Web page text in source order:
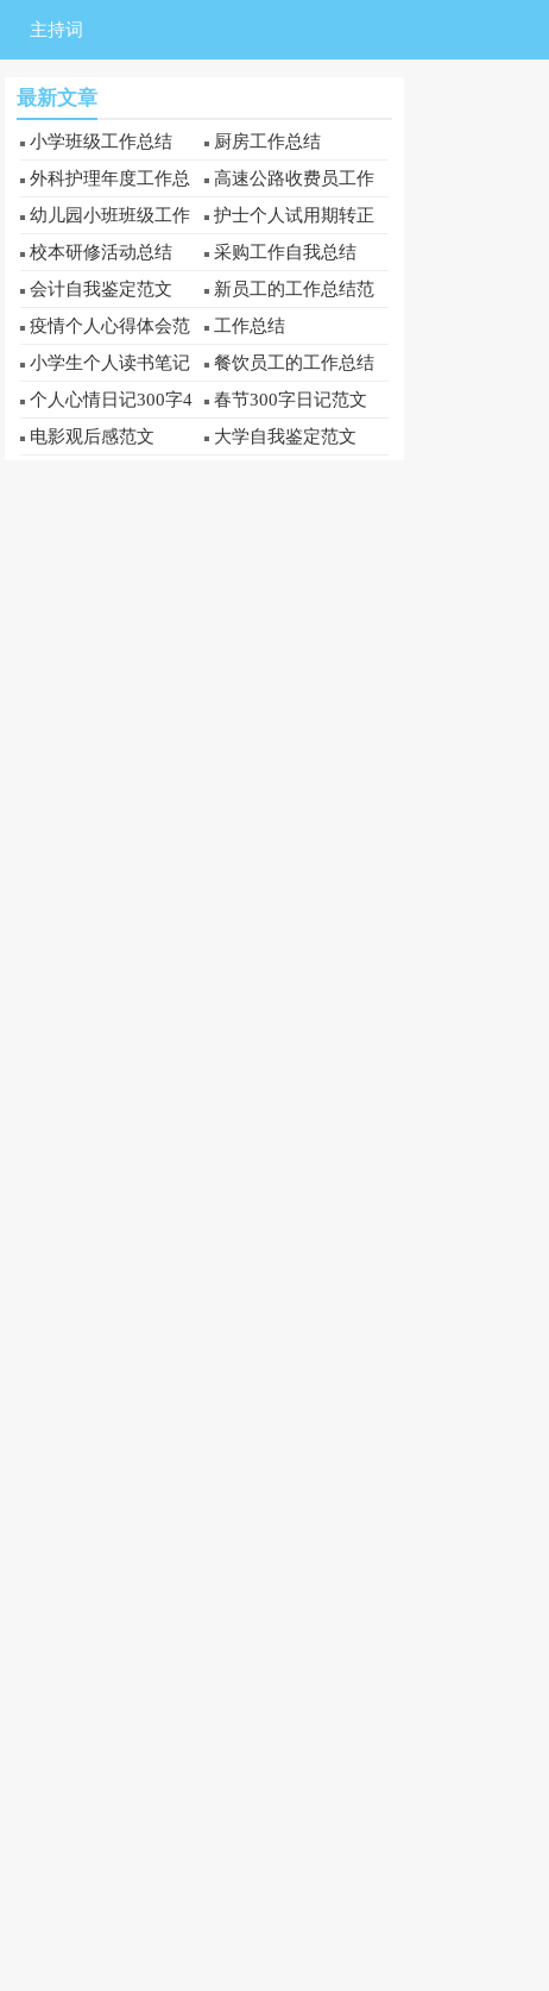
主持词
最新文章
小学班级工作总结
厨房工作总结
外科护理年度工作总
结
高速公路收费员工作
总结
幼儿园小班班级工作
总结
护士个人试用期转正
工作总结
校本研修活动总结
采购工作自我总结
会计自我鉴定范文
新员工的工作总结范
文
疫情个人心得体会范
文300字
工作总结
小学生个人读书笔记
范文300字(精选5篇)
餐饮员工的工作总结
个人心情日记300字4
篇
春节300字日记范文
电影观后感范文
大学自我鉴定范文